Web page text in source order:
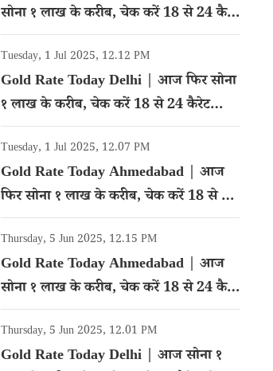
सोना १ लाख के करीब, चेक करें 18 से 24 कैरेट
गोल्ड का रेट
Tuesday, 1 Jul 2025, 12.12 PM
Gold Rate Today Delhi | आज फिर सोना
१ लाख के करीब, चेक करें 18 से 24 कैरेट
गोल्ड का रेट
Tuesday, 1 Jul 2025, 12.07 PM
Gold Rate Today Ahmedabad | आज
फिर सोना १ लाख के करीब, चेक करें 18 से 24
कैरेट गोल्ड का रेट
Thursday, 5 Jun 2025, 12.15 PM
Gold Rate Today Ahmedabad | आज
सोना १ लाख के करीब, चेक करें 18 से 24 कैरेट
गोल्ड का रेट
Thursday, 5 Jun 2025, 12.01 PM
Gold Rate Today Delhi | आज सोना १